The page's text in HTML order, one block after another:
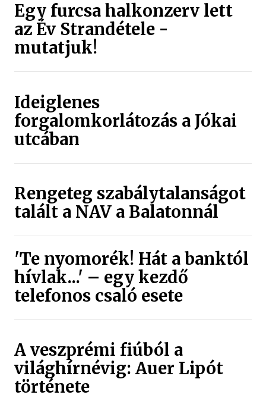
Egy furcsa halkonzerv lett
az Év Strandétele -
mutatjuk!
Ideiglenes
forgalomkorlátozás a Jókai
utcában
Rengeteg szabálytalanságot
talált a NAV a Balatonnál
'Te nyomorék! Hát a banktól
hívlak...' – egy kezdő
telefonos csaló esete
A veszprémi fiúból a
világhírnévig: Auer Lipót
története